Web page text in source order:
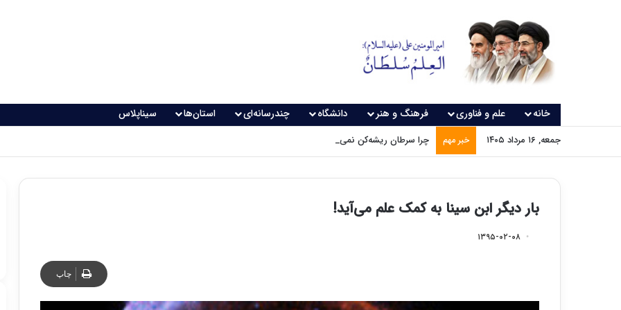
خانه علم و فناوری فرهنگ و هنر دانشگاه چندرسانه‌ای استان‌ها سیناپلاس
جمعه, ۱۶ مرداد ۱۴۰۵ خبر مهم چرا سرطان ریشه‌کن نمی‌شود؟
بار دیگر ابن سینا به کمک علم می‌آید!
۱۳۹۵-۰۲-۰۸
چاپ